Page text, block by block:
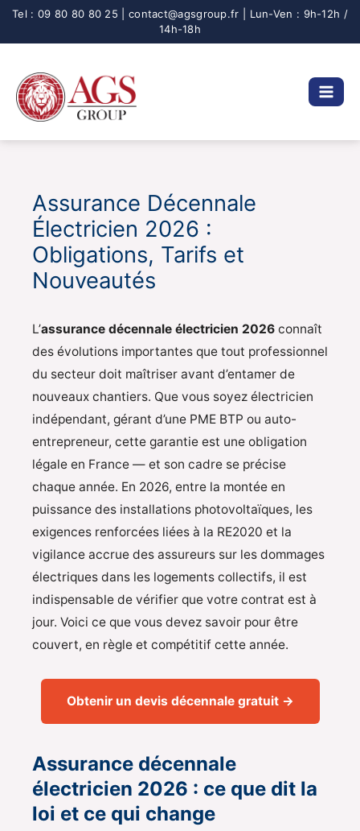
Aller
Assurance Décennale
Électricien 2026 :
Obligations, Tarifs et
Nouveautés
L’assurance décennale électricien 2026 connaît
des évolutions importantes que tout professionnel
du secteur doit maîtriser avant d’entamer de
nouveaux chantiers. Que vous soyez électricien
indépendant, gérant d’une PME BTP ou auto-
entrepreneur, cette garantie est une obligation
légale en France — et son cadre se précise
chaque année. En 2026, entre la montée en
puissance des installations photovoltaïques, les
exigences renforcées liées à la RE2020 et la
vigilance accrue des assureurs sur les dommages
électriques dans les logements collectifs, il est
indispensable de vérifier que votre contrat est à
jour. Voici ce que vous devez savoir pour être
couvert, en règle et compétitif cette année.
Obtenir un devis décennale gratuit →
Assurance décennale
électricien 2026 : ce que dit la
loi et ce qui change